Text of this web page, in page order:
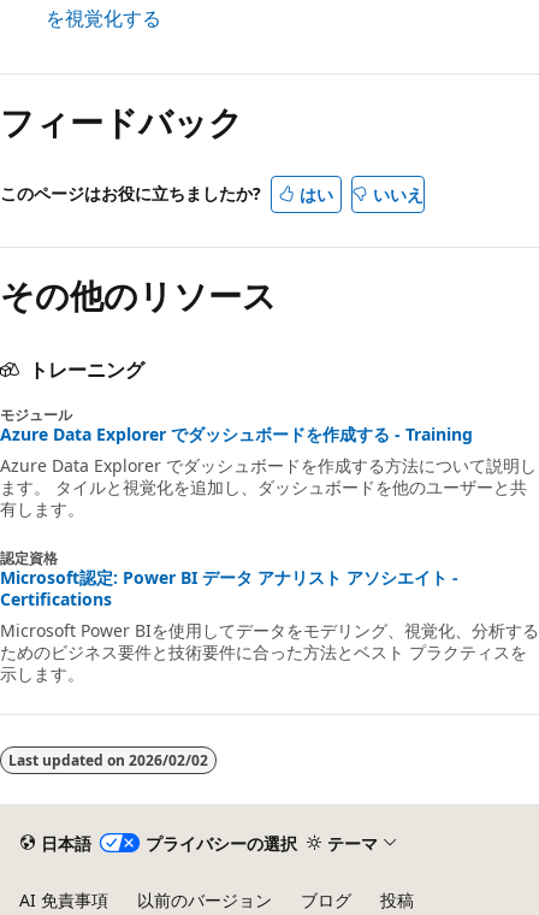
を視覚化する
読
み
取
モ
が
効
フィードバック
このページはお役に立ちましたか? はい いいえ
その他のリソース
トレーニング
モジュール
Azure Data Explorer でダッシュボードを作成する - Training
Azure Data Explorer でダッシュボードを作成する方法について説明し
ます。 タイルと視覚化を追加し、ダッシュボードを他のユーザーと共
有します。
認定資格
Microsoft認定: Power BI データ アナリスト アソシエイト -
Certifications
Microsoft Power BIを使用してデータをモデリング、視覚化、分析する
ためのビジネス要件と技術要件に合った方法とベスト プラクティスを
示します。
Last updated on 2026/02/02
日本語 プライバシーの選択 テーマ
AI 免責事項 以前のバージョン ブログ 投稿